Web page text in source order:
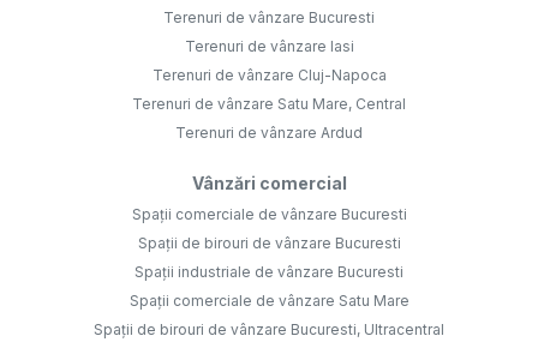
Terenuri de vânzare Bucuresti
Terenuri de vânzare Iasi
Terenuri de vânzare Cluj-Napoca
Terenuri de vânzare Satu Mare, Central
Terenuri de vânzare Ardud
Vânzări comercial
Spații comerciale de vânzare Bucuresti
Spații de birouri de vânzare Bucuresti
Spații industriale de vânzare Bucuresti
Spații comerciale de vânzare Satu Mare
Spații de birouri de vânzare Bucuresti, Ultracentral